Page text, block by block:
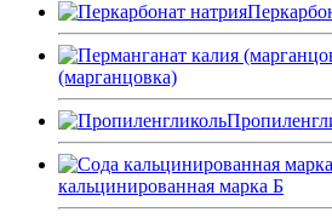
(марганцовка)
кальцинированная марка Б